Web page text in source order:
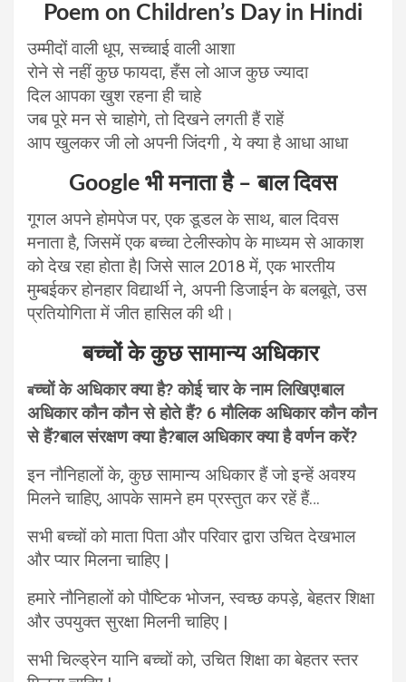
Poem on Children’s Day in Hindi
उम्मीदों वाली धूप, सच्चाई वाली आशा
रोने से नहीं कुछ फायदा, हँस लो आज कुछ ज्यादा
दिल आपका खुश रहना ही चाहे
जब पूरे मन से चाहोगे, तो दिखने लगती हैं राहें
आप खुलकर जी लो अपनी जिंदगी , ये क्या है आधा आधा
Google भी मनाता है – बाल दिवस
गूगल अपने होमपेज पर, एक डूडल के साथ, बाल दिवस
मनाता है, जिसमें एक बच्चा टेलीस्कोप के माध्यम से आकाश
को देख रहा होता है| जिसे साल 2018 में, एक भारतीय
मुम्बईकर होनहार विद्यार्थी ने, अपनी डिजाईन के बलबूते, उस
प्रतियोगिता में जीत हासिल की थी।
बच्चों के कुछ सामान्य अधिकार
बच्चों के अधिकार क्या है? कोई चार के नाम लिखिए!बाल
अधिकार कौन कौन से होते हैं? 6 मौलिक अधिकार कौन कौन
से हैं?बाल संरक्षण क्या है?बाल अधिकार क्या है वर्णन करें?
इन नौनिहालों के, कुछ सामान्य अधिकार हैं जो इन्हें अवश्य
मिलने चाहिए, आपके सामने हम प्रस्तुत कर रहें हैं…
सभी बच्चों को माता पिता और परिवार द्वारा उचित देखभाल
और प्यार मिलना चाहिए |
हमारे नौनिहालों को पौष्टिक भोजन, स्वच्छ कपड़े, बेहतर शिक्षा
और उपयुक्त सुरक्षा मिलनी चाहिए |
सभी चिल्ड्रेन यानि बच्चों को, उचित शिक्षा का बेहतर स्तर